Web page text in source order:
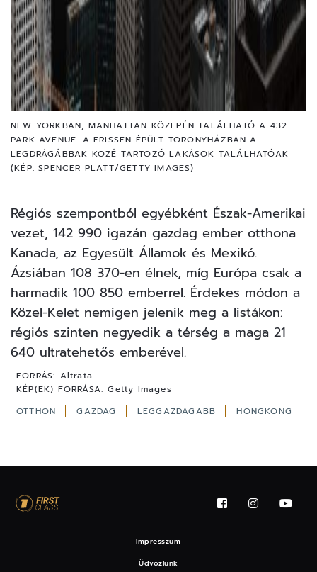
NEW YORKBAN, MANHATTAN KÖZEPÉN TALÁLHATÓ A 432
PARK AVENUE. A FRISSEN ÉPÜLT TORONYHÁZBAN A
LEGDRÁGÁBBAK KÖZÉ TARTOZÓ LAKÁSOK TALÁLHATÓAK
(KÉP: SPENCER PLATT/GETTY IMAGES)
Régiós szempontból egyébként Észak-Amerikai
vezet, 142 990 igazán gazdag ember otthona
Kanada, az Egyesült Államok és Mexikó.
Ázsiában 108 370-en élnek, míg Európa csak a
harmadik 100 850 emberrel. Érdekes módon a
Közel-Kelet nemigen jelenik meg a listákon:
régiós szinten negyedik a térség a maga 21
640 ultratehetős emberével.
FORRÁS: Altrata
KÉP(EK) FORRÁSA: Getty Images
OTTHON
GAZDAG LEGGAZDAGABB HONGKONG
Impresszum
Üdvözlünk